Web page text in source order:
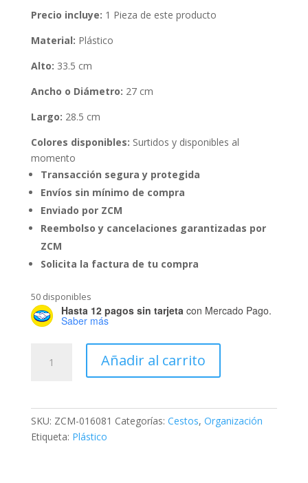
Precio incluye: 1 Pieza de este producto
Material: Plástico
Alto: 33.5 cm
Ancho o Diámetro: 27 cm
Largo: 28.5 cm
Colores disponibles: Surtidos y disponibles al
momento
Transacción segura y protegida
Envíos sin mínimo de compra
Enviado por ZCM
Reembolso y cancelaciones garantizadas por
ZCM
Solicita la factura de tu compra
50 disponibles
Hasta 12 pagos sin tarjetacon Mercado Pago.
Saber más
Luna
Añadir al carrito
SKU: ZCM-016081 Categorías: Cestos, Organización
Etiqueta: Plástico